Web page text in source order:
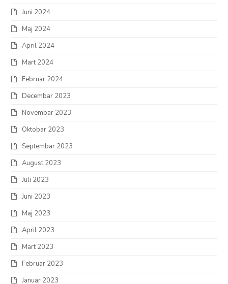
Juni 2024
Maj 2024
April 2024
Mart 2024
Februar 2024
Decembar 2023
Novembar 2023
Oktobar 2023
Septembar 2023
August 2023
Juli 2023
Juni 2023
Maj 2023
April 2023
Mart 2023
Februar 2023
Januar 2023